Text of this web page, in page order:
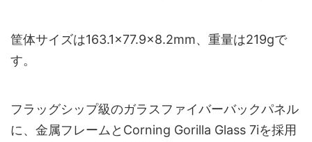
筐体サイズは163.1×77.9×8.2mm、重量は219gで
す。
フラッグシップ級のガラスファイバーバックパネル
に、金属フレームとCorning Gorilla Glass 7iを採用